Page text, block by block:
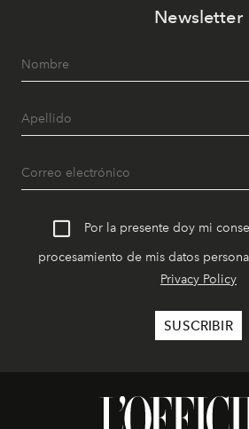
Newsletter
Por la presente doy mi
procesamiento de mis datos
Privacy Policy